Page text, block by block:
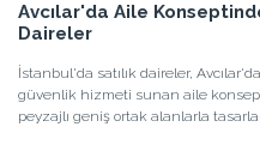
Avcılar'da Aile
Daireler
İstanbul'da satılık daireler,
güvenlik hizmeti sunan aile
peyzajlı geniş ortak alanlarla